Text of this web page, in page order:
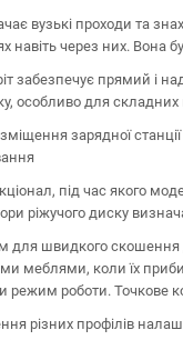
вузькі проходи та
навіть через них. Вона
забезпечує прямий і
особливо для складних
зарядної
під час якого
ріжучого диску
для швидкого
меблями, коли їх
режим роботи. Точкове
різних профілів